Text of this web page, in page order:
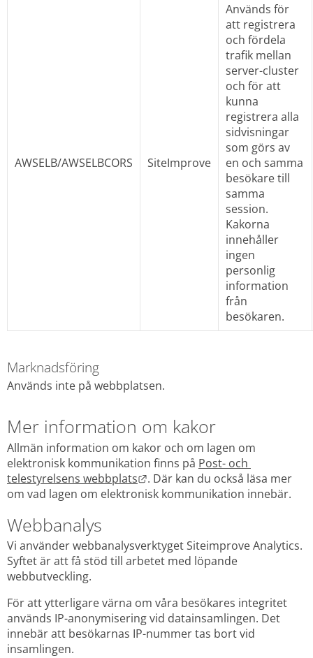
AWSELB/AWSELBCORS SiteImprove
Används för
att registrera
och fördela
trafik mellan
server-cluster
och för att
kunna
registrera alla
sidvisningar
som görs av
en och samma
besökare till
samma
session.
Kakorna
innehåller
ingen
personlig
information
från
besökaren.
Marknadsföring
Används inte på webbplatsen.
Mer information om kakor
Allmän information om kakor och om lagen om
elektronisk kommunikation finns på Post- och
telestyrelsens webbplats
Länk till annan webbplats.
. Där kan du också läsa mer
om vad lagen om elektronisk kommunikation innebär.
Webbanalys
Vi använder webbanalysverktyget Siteimprove Analytics.
Syftet är att få stöd till arbetet med löpande
webbutveckling.
För att ytterligare värna om våra besökares integritet
används IP-anonymisering vid datainsamlingen. Det
innebär att besökarnas IP-nummer tas bort vid
insamlingen.